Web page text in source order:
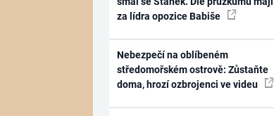
za lídra opozice Babiše
Nebezpečí na oblíbeném
středomořském ostrově: Zůstaňte
doma, hrozí ozbrojenci ve videu